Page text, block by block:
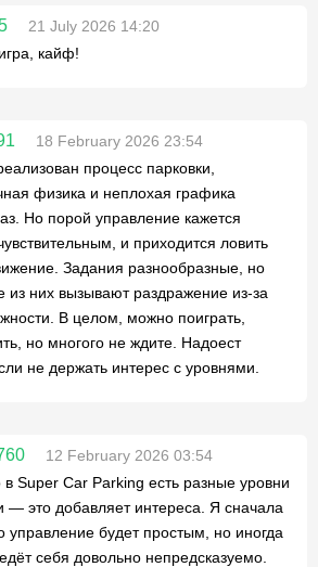
21 July 2026 14:20
кайф!
18 February 2026 23:54
процесс парковки,
физика и неплохая графика
Но порой управление кажется
и приходится ловить
Задания разнообразные, но
из них вызывают раздражение из-за
В целом, можно поиграть,
но многого не ждите. Надоест
не держать интерес с уровнями.
12 February 2026 03:54
в Super Car Parking есть разные уровни
— это добавляет интереса. Я сначала
управление будет простым, но иногда
себя довольно непредсказуемо.